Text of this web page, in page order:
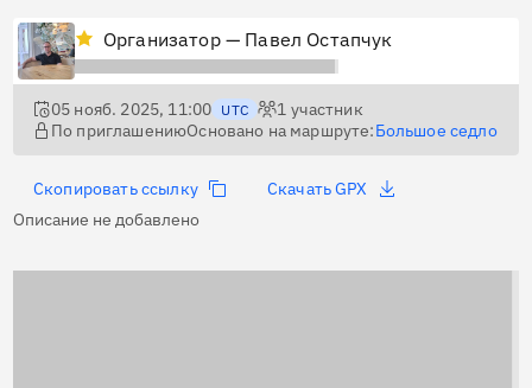
Организатор — Павел Остапчук
05 нояб. 2025, 11:00 UTC 1 участник
По приглашениюОсновано на маршруте:Большое седло
Скопировать ссылку
Скачать GPX
Описание не добавлено